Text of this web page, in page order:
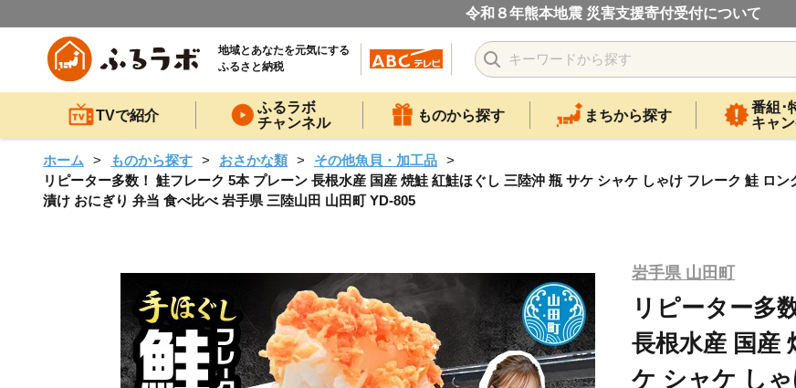
令和８年熊本地震 災害支援寄付受付について
地域とあなたを元気にする
ふるさと納税
TVで紹介
ふるラボ
チャンネル
ものから探す まちから探す
番組･
キャ
ホーム ものから探す おさかな類
その他魚貝・加工品
リピーター多数！ 鮭フレーク 5本 プレーン 長根水産 国産 焼鮭 紅鮭ほぐし 三陸沖 瓶 サケ シャケ しゃけ フレーク 鮭 ロ
漬け おにぎり 弁当 食べ比べ 岩手県 三陸山田 山田町 YD-805
岩手県 山田町
リピーター多
長根水産 国産
ケ シャケ し